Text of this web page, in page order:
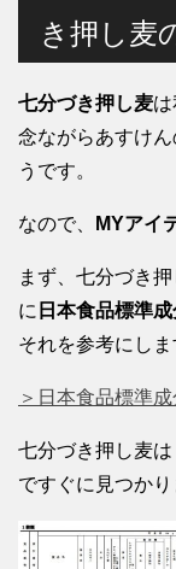
き押し麦
七分づき押し麦
念ながらあすけ
うです。
なので、 MYアイ
まず、七分づき
に 日本食品標準
それを参考にしま
＞日本食品標準
七分づき押し麦
ですぐに見つかり